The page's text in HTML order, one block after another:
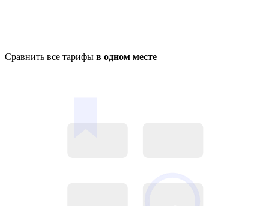
Сравнить все тарифы в одном месте